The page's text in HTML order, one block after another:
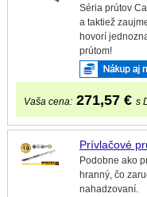
Séria prútov
a taktiež
hovorí
prútom!
Vaša cena: 271,57 € s
Prívlačové
Podobne ako
hranný, čo
nahadzovaní.